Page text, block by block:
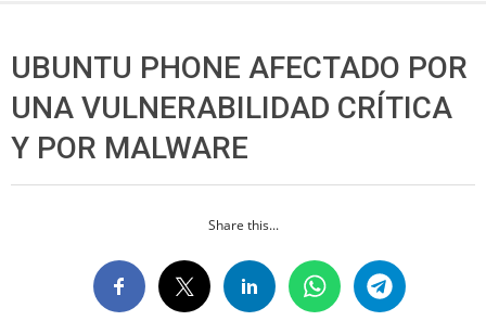
UBUNTU PHONE AFECTADO POR
UNA VULNERABILIDAD CRÍTICA
Y POR MALWARE
Share this...